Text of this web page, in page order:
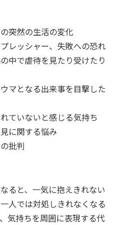
突然の生活の変化
レッシャー、失敗への恐れ
中で虐待を見たり受けたり
マとなる出来事を目撃した
ていないと感じる気持ち
に関する悩み
批判
ると、一気に抱えきれない
人では対処しきれなくなる
気持ちを周囲に表現する代